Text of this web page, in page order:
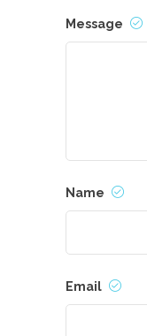
Message
Name
Email